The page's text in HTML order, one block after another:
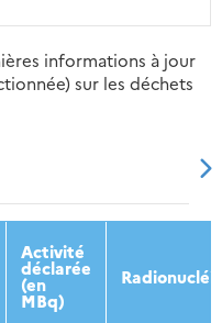
informations à jour
sur les déchets
2015 2016
Activité
déclarée
(en
MBq)